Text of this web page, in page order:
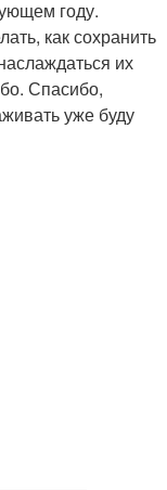
году.
как сохранить
их
Спасибо,
уже буду